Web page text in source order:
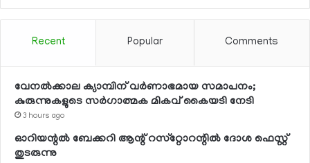
Recent Popular Comments
വേനല്‍ക്കാല ക്യാമ്പിന് വര്‍ണാഭമായ സമാപനം;
കുരുന്നുകളുടെ സര്‍ഗാത്മക മികവ് കൈയടി നേടി
3 hours ago
ഓറിയന്റല്‍ ബേക്കറി ആന്റ് റസ്‌റ്റോറന്റില്‍ ദോശ ഫെസ്റ്റ്
തുടരുന്നു